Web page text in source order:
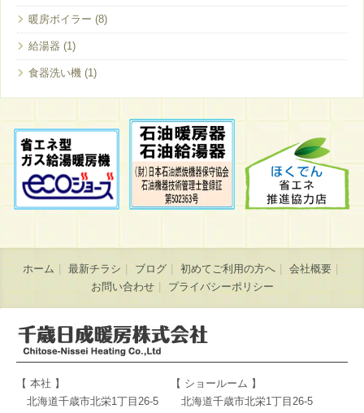
暖房ボイラー
給湯器
食器洗い機
ホーム 最新チラシ ブログ 初めてご利用の方へ
会社概要
お問い合わせ
プライバシーポリシー
【 本社 】
北海道千歳市北栄1丁目26-5
【 ショールーム 】
北海道千歳市北栄1丁目26-5